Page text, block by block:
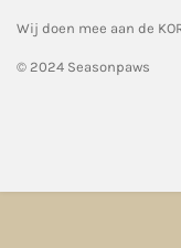
Wij doen mee aan de
© 2024 Seasonpaws